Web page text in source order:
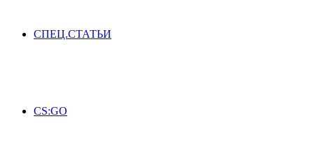
СПЕЦ.СТАТЬИ
CS:GO